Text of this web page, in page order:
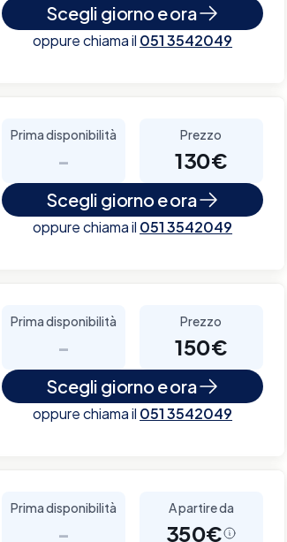
Scegli giorno e ora
oppure chiama il 051 3542049
Prima disponibilità
-
Prezzo
130€
Scegli giorno e ora
oppure chiama il 051 3542049
Prima disponibilità
-
Prezzo
150€
Scegli giorno e ora
oppure chiama il 051 3542049
Prima disponibilità
-
A partire da
350€